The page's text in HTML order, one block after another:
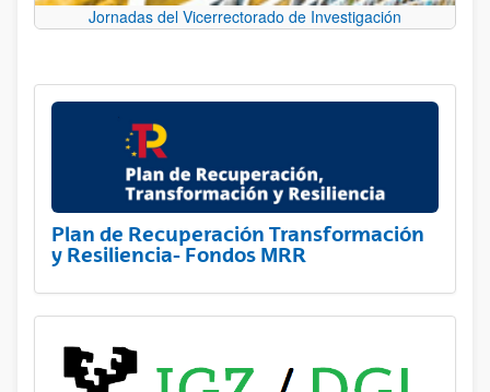
Jornadas del Vicerrectorado de Investigación
Plan de Recuperación Transformación
y Resiliencia- Fondos MRR